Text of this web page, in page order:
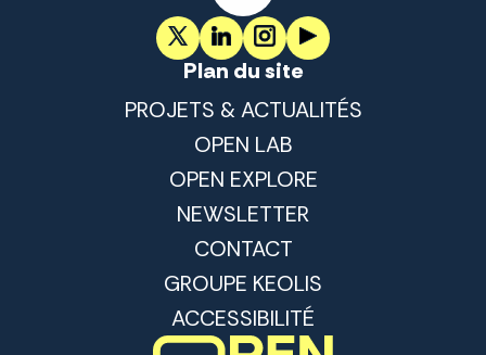
Plan du site
PROJETS & ACTUALITÉS
OPEN LAB
OPEN EXPLORE
NEWSLETTER
CONTACT
GROUPE KEOLIS
ACCESSIBILITÉ